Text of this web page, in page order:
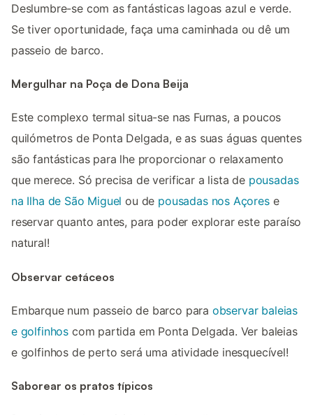
Deslumbre-se com as fantásticas lagoas azul e verde.
Se tiver oportunidade, faça uma caminhada ou dê um
passeio de barco.
Mergulhar na Poça de Dona Beija
Este complexo termal situa-se nas Furnas, a poucos
quilómetros de Ponta Delgada, e as suas águas quentes
são fantásticas para lhe proporcionar o relaxamento
que merece. Só precisa de verificar a lista de pousadas
na Ilha de São Miguel ou de pousadas nos Açorese
reservar quanto antes, para poder explorar este paraíso
natural!
Observar cetáceos
Embarque num passeio de barco para observar baleias
e golfinhos com partida em Ponta Delgada. Ver baleias
e golfinhos de perto será uma atividade inesquecível!
Saborear os pratos típicos